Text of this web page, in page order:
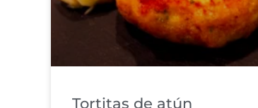
Tortitas de atún